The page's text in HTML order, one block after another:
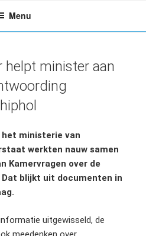
Menu
minister aan
ministerie van
werkten nauw samen
Kamervragen over de
blijkt uit documenten in
uitgewisseld, de